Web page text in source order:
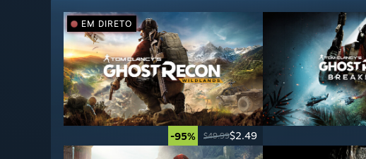
-95% $49.99$2.49
EM DIRETO